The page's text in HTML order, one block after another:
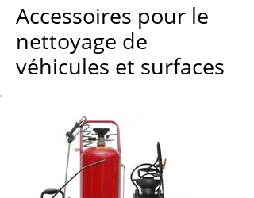
Accessoires pour le
nettoyage de
véhicules et surfaces